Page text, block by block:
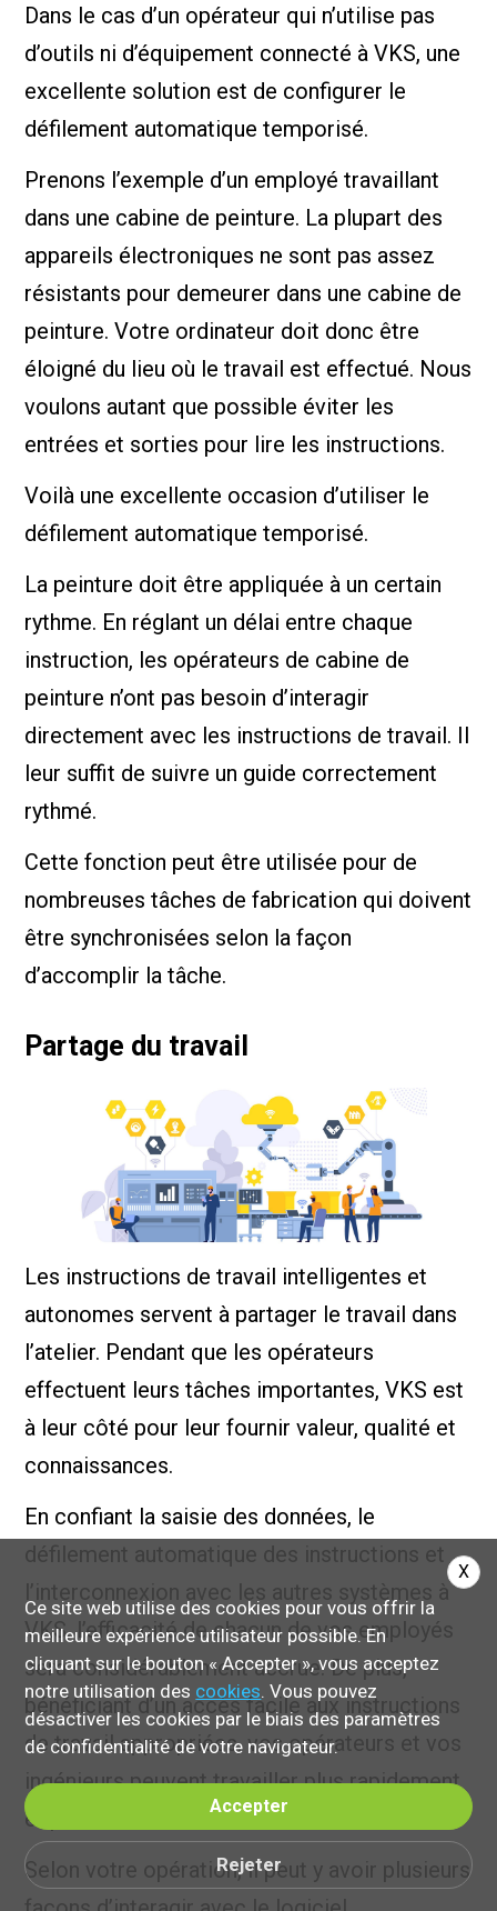
Dans le cas d’un opérateur qui n’utilise pas
d’outils ni d’équipement connecté à VKS, une
excellente solution est de configurer le
défilement automatique temporisé.
Prenons l’exemple d’un employé travaillant
dans une cabine de peinture. La plupart des
appareils électroniques ne sont pas assez
résistants pour demeurer dans une cabine de
peinture. Votre ordinateur doit donc être
éloigné du lieu où le travail est effectué. Nous
voulons autant que possible éviter les
entrées et sorties pour lire les instructions.
Voilà une excellente occasion d’utiliser le
défilement automatique temporisé.
La peinture doit être appliquée à un certain
rythme. En réglant un délai entre chaque
instruction, les opérateurs de cabine de
peinture n’ont pas besoin d’interagir
directement avec les instructions de travail. Il
leur suffit de suivre un guide correctement
rythmé.
Cette fonction peut être utilisée pour de
nombreuses tâches de fabrication qui doivent
être synchronisées selon la façon
d’accomplir la tâche.
Partage du travail
Les instructions de travail intelligentes et
autonomes servent à partager le travail dans
l’atelier. Pendant que les opérateurs
effectuent leurs tâches importantes, VKS est
à leur côté pour leur fournir valeur, qualité et
connaissances.
En confiant la saisie des données, le
défilement automatique des instructions et
l’interconnexion avec les autres systèmes à
VKS, l’efficacité de chacun de vos employés
sera considérablement accrue. De plus,
bénéficiant d’un accès facile aux instructions
de travail appropriées, vos opérateurs et vos
ingénieurs peuvent travailler plus rapidement
et plus efficacement.
Selon votre opération, il peut y avoir plusieurs
Ce site web utilise des cookies pour vous offrir la
meilleure expérience utilisateur possible. En
cliquant sur le bouton « Accepter », vous acceptez
notre utilisation des cookies. Vous pouvez
désactiver les cookies par le biais des paramètres
de confidentialité de votre navigateur.
Accepter
Rejeter
X